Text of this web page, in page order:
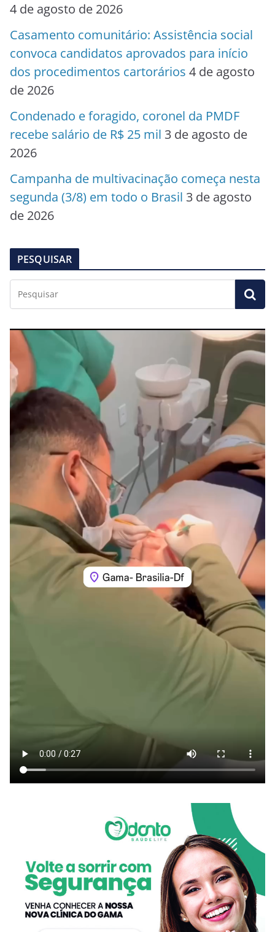
4 de agosto de 2026
Casamento comunitário: Assistência social
convoca candidatos aprovados para início
dos procedimentos cartorários 4 de agosto
de 2026
Condenado e foragido, coronel da PMDF
recebe salário de R$ 25 mil 3 de agosto de
2026
Campanha de multivacinação começa nesta
segunda (3/8) em todo o Brasil 3 de agosto
de 2026
PESQUISAR